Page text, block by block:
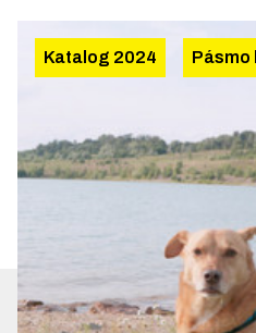
Katalog 2024 Pásmo